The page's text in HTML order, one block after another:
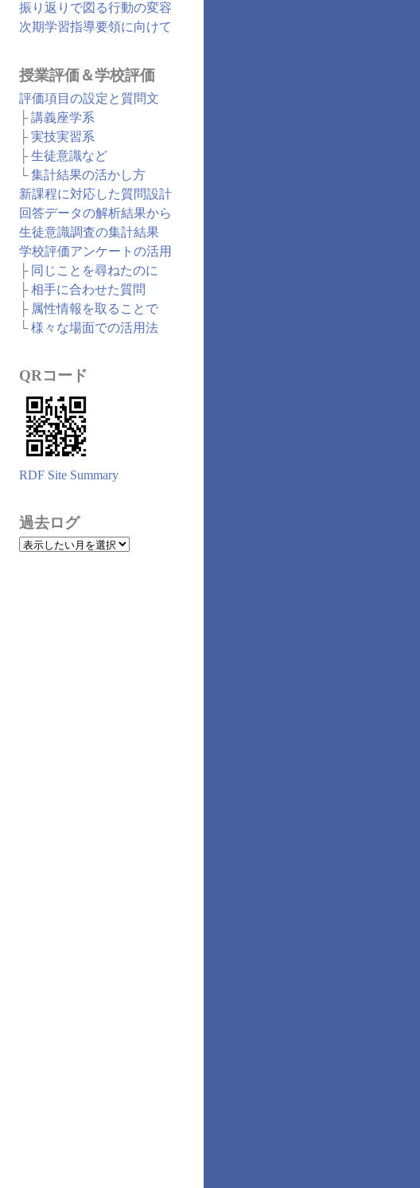
振り返りで図る行動の変容
次期学習指導要領に向けて
授業評価＆学校評価
評価項目の設定と質問文
├講義座学系
├実技実習系
├生徒意識など
└集計結果の活かし方
新課程に対応した質問設計
回答データの解析結果から
生徒意識調査の集計結果
学校評価アンケートの活用
├ 同じことを尋ねたのに
├相手に合わせた質問
├ 属性情報を取ることで
└様々な場面での活用法
QRコード
RDF Site Summary
過去ログ